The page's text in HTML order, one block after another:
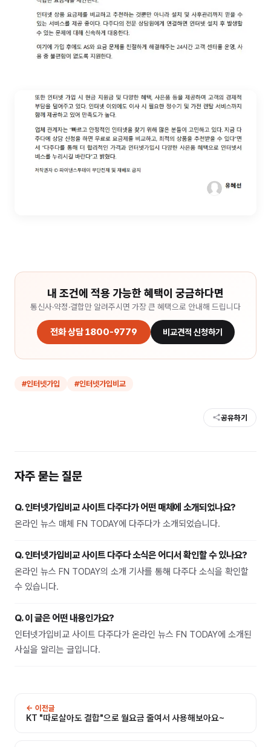
내 조건에 적용 가능한 혜택이 궁금하다면
통신사·약정·결합만 알려주시면 가장 큰 혜택으로 안내해 드립니다
전화 상담 1800-9779 비교견적 신청하기
#인터넷가입 #인터넷가입비교
공유하기
자주 묻는 질문
Q.인터넷가입비교 사이트 다주다가 어떤 매체에 소개되었나요?
온라인 뉴스 매체 FN TODAY에 다주다가 소개되었습니다.
Q.인터넷가입비교 사이트 다주다 소식은 어디서 확인할 수 있나요?
온라인 뉴스 FN TODAY의 소개 기사를 통해 다주다 소식을 확인할
수 있습니다.
Q.이 글은 어떤 내용인가요?
인터넷가입비교 사이트 다주다가 온라인 뉴스 FN TODAY에 소개된
사실을 알리는 글입니다.
← 이전글
KT "따로살아도 결합"으로 월요금 줄여서 사용해보아요~